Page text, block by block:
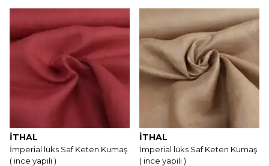
İTHAL
İmperial lüks Saf Keten Kumaş
( ince yapılı )
İTHAL
İmperial lüks Saf Keten Kumaş
( ince yapılı )